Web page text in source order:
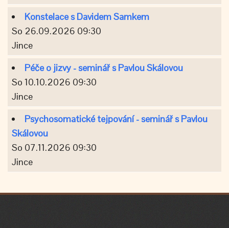
Konstelace s Davidem Samkem
So 26.09.2026 09:30
Jince
Péče o jizvy - seminář s Pavlou Skálovou
So 10.10.2026 09:30
Jince
Psychosomatické tejpování - seminář s Pavlou
Skálovou
So 07.11.2026 09:30
Jince